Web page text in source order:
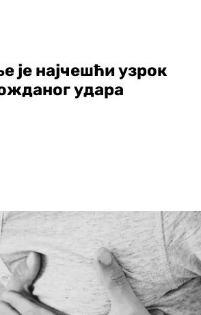
је најчешћи узрок
удара